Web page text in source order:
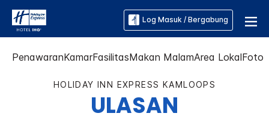
Log Masuk / Bergabung
PenawaranKamarFasilitasMakan MalamArea LokalFoto
HOLIDAY INN EXPRESS KAMLOOPS
ULASAN